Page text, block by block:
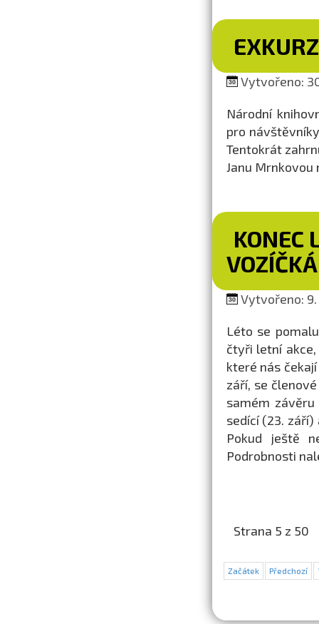
Vytvořeno:
Národní
pro
Tentokrát
Janu Mrnkovou
KONEC
Vytvořeno: 9.
Léto se
čtyři letní
které nás
září, se
samém
sedící (23.
Pokud ještě
Podrobnosti
Strana 5 z 50
Začátek Předchozí